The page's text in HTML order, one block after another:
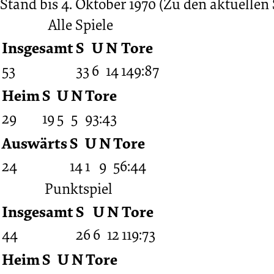
Alle Spiele
InsgesamtS UNTore
53 336 14149:87
HeimS UNTore
29 195 5 93:43
AuswärtsS UNTore
24 141 9 56:44
Punktspiel
InsgesamtS UNTore
44 266 12119:73
HeimS UNTore